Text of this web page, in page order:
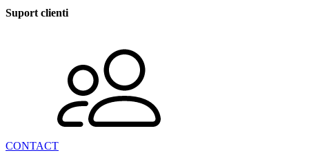
Suport clienti
CONTACT